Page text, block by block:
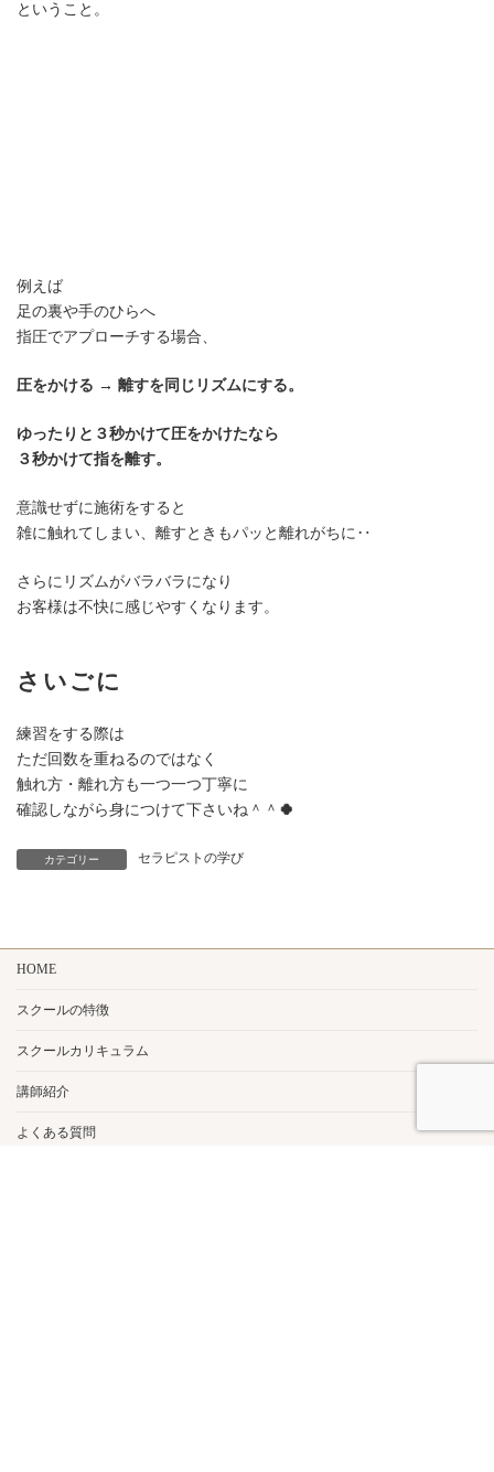
ということ。
例えば
足の裏や手のひらへ
指圧でアプローチする場合、
圧をかける → 離すを同じリズムにする。
ゆったりと３秒かけて圧をかけたなら
３秒かけて指を離す。
意識せずに施術をすると
雑に触れてしまい、離すときもパッと離れがちに‥
さらにリズムがバラバラになり
お客様は不快に感じやすくなります。
さいごに
練習をする際は
ただ回数を重ねるのではなく
触れ方・離れ方も一つ一つ丁寧に
確認しながら身につけて下さいね＾＾ 🍀
カテゴリー セラピストの学び
HOME
スクールの特徴
スクールカリキュラム
講師紹介
よくある質問